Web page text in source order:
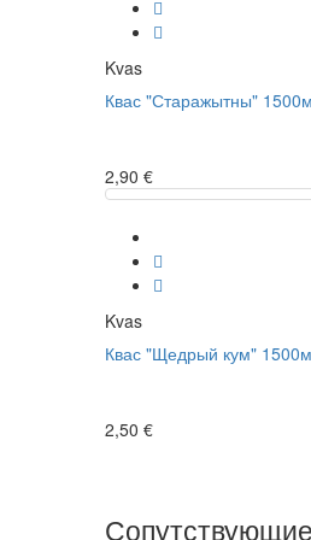
Kvas
Квас "Старажытны"
2,90 €
Kvas
Квас "Щедрый кум"
2,50 €